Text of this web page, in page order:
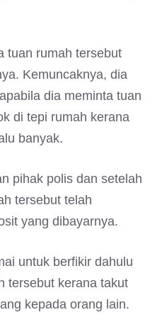
tuan rumah tersebut
Kemuncaknya, dia
dia meminta tuan
di tepi rumah kerana
banyak.
pihak polis dan setelah
tersebut telah
yang dibayarnya.
untuk berfikir dahulu
tersebut kerana takut
kepada orang lain.